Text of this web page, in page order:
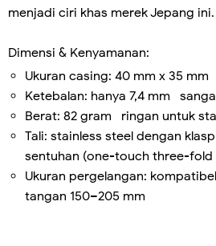
menjadi ciri khas merek Jepang ini.
Dimensi & Kenyamanan:
Ukuran casing: 40 mm x 35 mm
Ketebalan: hanya 7,4 mm
Berat: 82 gram ringan untuk
Tali: stainless steel dengan
sentuhan (one-touch three-fold
Ukuran pergelangan:
tangan 150–205 mm